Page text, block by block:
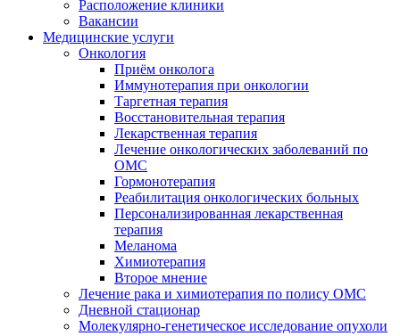
Расположение клиники
Вакансии
Медицинские услуги
Онкология
Приём онколога
Иммунотерапия при онкологии
Таргетная терапия
Восстановительная терапия
Лекарственная терапия
Лечение онкологических заболеваний по
ОМС
Гормонотерапия
Реабилитация онкологических больных
Персонализированная лекарственная
терапия
Меланома
Химиотерапия
Второе мнение
Лечение рака и химиотерапия по полису ОМС
Дневной стационар
Молекулярно-генетическое исследование опухоли